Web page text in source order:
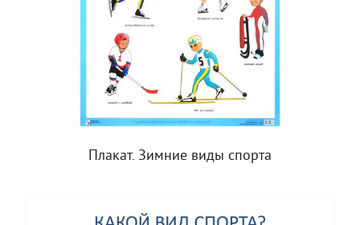
Плакат. Зимние виды спорта